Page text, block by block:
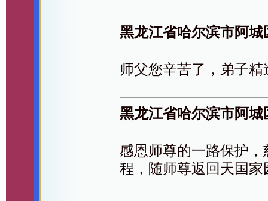
黑龙江省哈尔滨市阿
师父您辛苦了，弟子
黑龙江省哈尔滨市阿
感恩师尊的一路保护
程，随师尊返回天国家